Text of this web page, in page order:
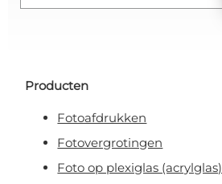
Producten
Fotoafdrukken
Fotovergrotingen
Foto op plexiglas (acrylglas)